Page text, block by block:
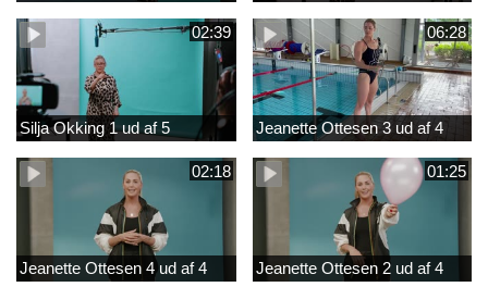
02:39
Silja Okking 1 ud af 5
06:28
Jeanette Ottesen 3 ud af 4
02:18
Jeanette Ottesen 4 ud af 4
01:25
Jeanette Ottesen 2 ud af 4